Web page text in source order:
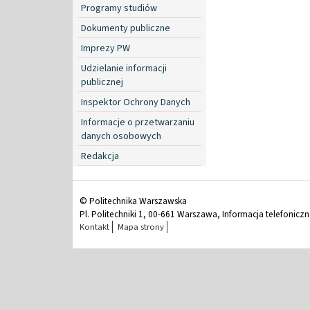
Programy studiów
Dokumenty publiczne
Imprezy PW
Udzielanie informacji
publicznej
Inspektor Ochrony Danych
Informacje o przetwarzaniu
danych osobowych
Redakcja
© Politechnika Warszawska
Pl. Politechniki 1, 00-661 Warszawa, Informacja
Kontakt Mapa strony